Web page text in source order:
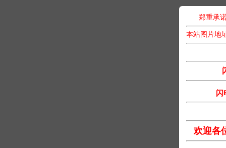
郑重承
本站图片地
闪
欢迎各